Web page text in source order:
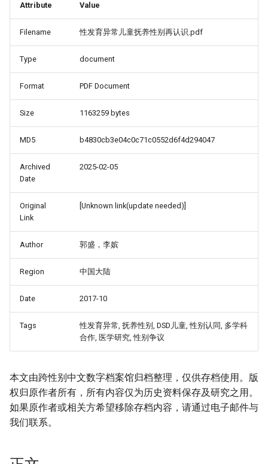
Attribute Value
Filename 性发育异常儿童抚养性别再认识.pdf
Type document
Format PDF Document
Size 1163259 bytes
MD5 b4830cb3e04c0c71c0552d6f4d294047
Archived
Date
2025-02-05
Original
Link
[Unknown link(update needed)]
Author 郭盛，李嫔
Region 中国大陆
Date 2017-10
Tags
性发育异常, 抚养性别, DSD儿童, 性别认同, 多学科
合作, 医学研究, 性别争议
本文由跨性别中文数字档案馆归档整理，仅供存档使用。版
权归原作者所有，所有内容仅为历史资料保存及研究之用。
如果原作者或相关方希望移除存档内容，请通过电子邮件与
我们联系。